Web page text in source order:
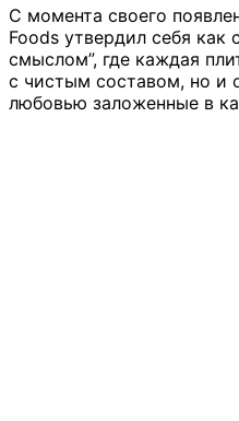
С момента своего
Foods утвердил себя как
смыслом”, где каждая
с чистым составом, но и
любовью заложенные в